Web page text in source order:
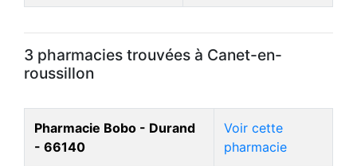
3 pharmacies trouvées à Canet-en-
roussillon
Pharmacie Bobo - Durand
- 66140
Voir cette
pharmacie